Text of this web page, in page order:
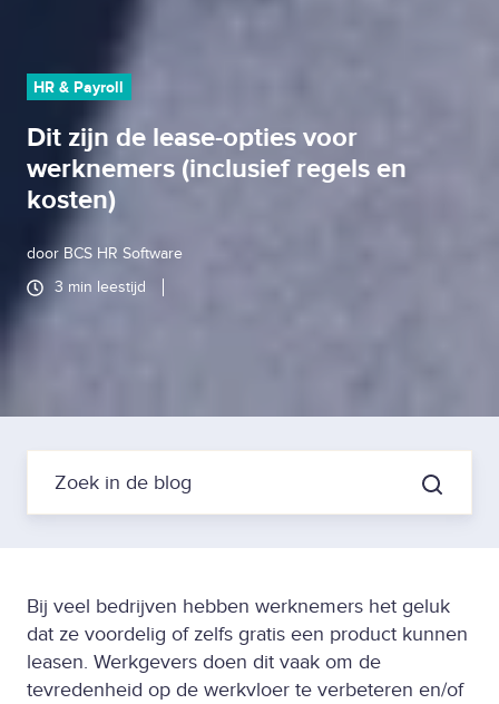
HR & Payroll
Dit zijn de lease-opties voor
werknemers (inclusief regels en
kosten)
door BCS HR Software
3 min leestijd
Bij veel bedrijven hebben werknemers het geluk
dat ze voordelig of zelfs gratis een product kunnen
leasen. Werkgevers doen dit vaak om de
tevredenheid op de werkvloer te verbeteren en/of